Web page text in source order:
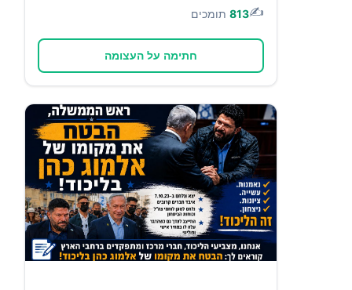
✍️
813 תומכים
חתימה על העצומה